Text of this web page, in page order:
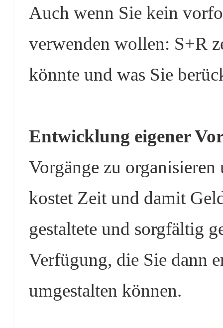
Auch wenn Sie kein
verwenden wollen: S+R
könnte und was Sie
Entwicklung eigener
Vorgänge zu
kostet Zeit und damit
gestaltete und sorgfältig
Verfügung, die Sie dann
umgestalten können.